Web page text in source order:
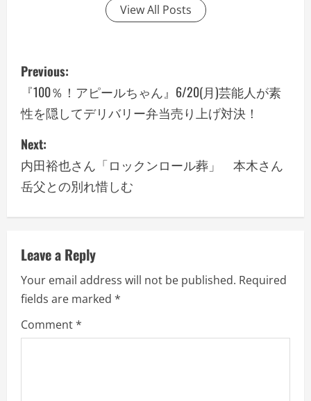
View All Posts
P
o
s
t
n
a
i
g
a
Previous:
『100％！アピールちゃん』6/20(月)芸能人が素
性を隠してデリバリー弁当売り上げ対決！
Next:
内田裕也さん「ロックンロール葬」 本木さん
岳父との別れ惜しむ
Leave a Reply
Your email address will not be published. Required
fields are marked *
Comment*